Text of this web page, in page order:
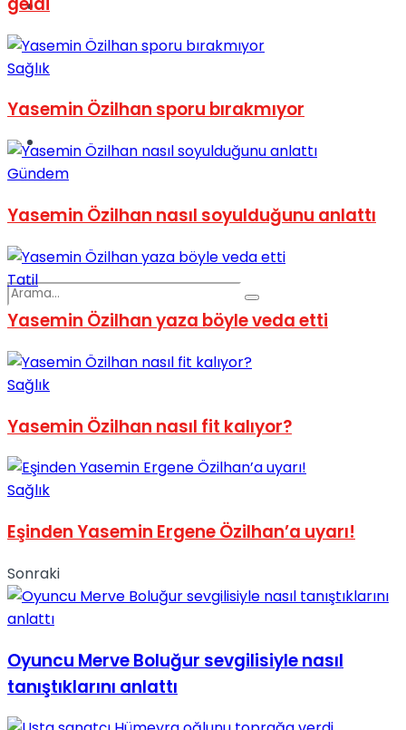
Spor
Podcast
No Result
View All Result
Sağlık
Yasemin Özilhan sporu bırakmıyor
Gündem
Yasemin Özilhan nasıl soyulduğunu anlattı
Tatil
Yasemin Özilhan yaza böyle veda etti
Sağlık
Yasemin Özilhan nasıl fit kalıyor?
Sağlık
Eşinden Yasemin Ergene Özilhan’a uyarı!
Sonraki
Oyuncu Merve Boluğur sevgilisiyle nasıl
tanıştıklarını anlattı